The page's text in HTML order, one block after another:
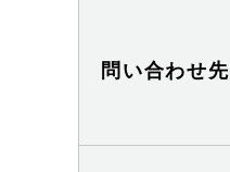
問い合わせ先